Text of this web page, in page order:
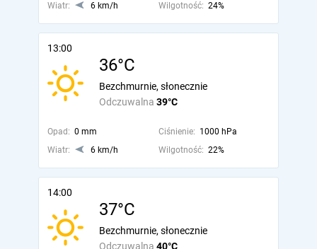
Wiatr:
6 km/h Wilgotność: 24%
13:00
36°C
Odczuwalna 39°C
Bezchmurnie, słonecznie
Opad: 0 mm Ciśnienie: 1000 hPa
Wiatr:
6 km/h Wilgotność: 22%
14:00
37°C
Odczuwalna 40°C
Bezchmurnie, słonecznie